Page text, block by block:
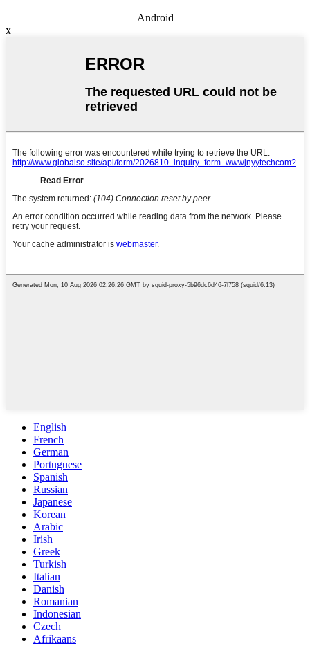
Android
x
English
French
German
Portuguese
Spanish
Russian
Japanese
Korean
Arabic
Irish
Greek
Turkish
Italian
Danish
Romanian
Indonesian
Czech
Afrikaans